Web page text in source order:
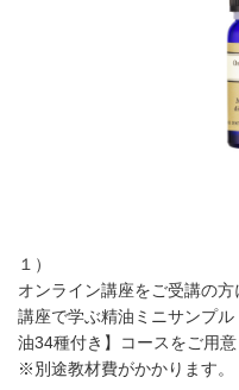
１）
オンライン講座をご受講の方
講座で学ぶ精油ミニサンプ
油34種付き】コースをご用意
※別途教材費がかかります。